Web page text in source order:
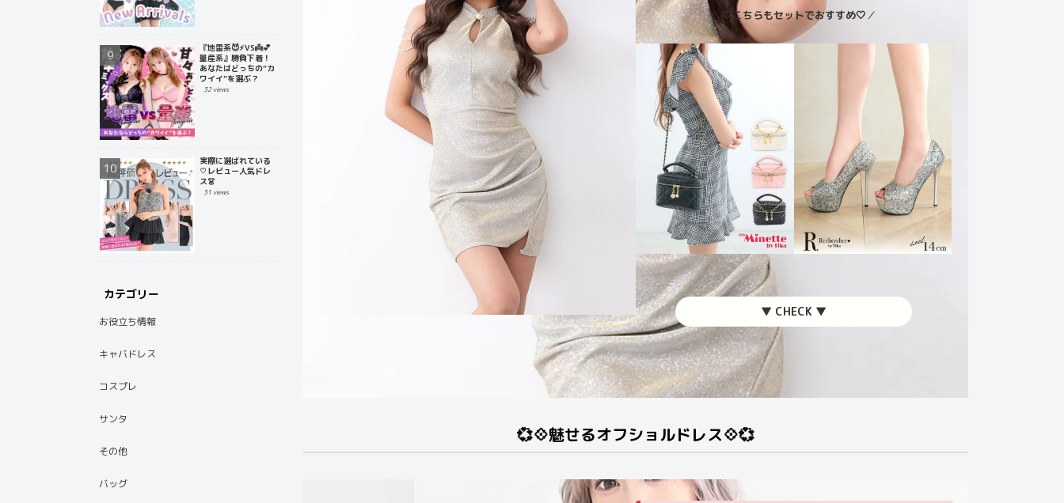
＼ 🤍こちらもセットでおすすめ🤍／
▼ CHECK ▼
💞💠魅せるオフショルドレス💠💞
『地雷系😈⚡️VS👼💕
量産系』勝負下着！
あなたはどっちの“カ
ワイイ”を選ぶ？
32 views
実際に選ばれている
♡レビュー人気ドレ
ス👗
31 views
カテゴリー
お役立ち情報
キャバドレス
コスプレ
サンタ
その他
バッグ